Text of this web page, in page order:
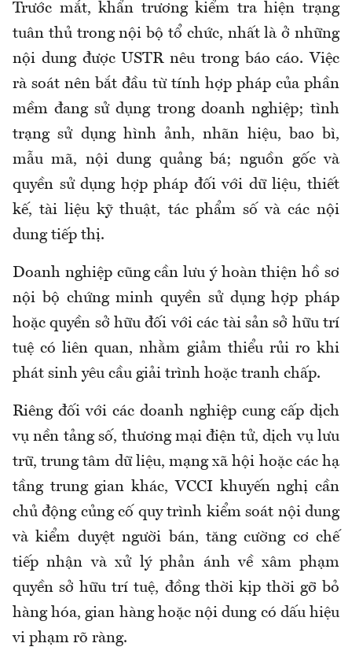
Trước mắt, khẩn trương kiểm tra hiện trạng
tuân thủ trong nội bộ tổ chức, nhất là ở những
nội dung được USTR nêu trong báo cáo. Việc
rà soát nên bắt đầu từ tính hợp pháp của phần
mềm đang sử dụng trong doanh nghiệp; tình
trạng sử dụng hình ảnh, nhãn hiệu, bao bì,
mẫu mã, nội dung quảng bá; nguồn gốc và
quyền sử dụng hợp pháp đối với dữ liệu, thiết
kế, tài liệu kỹ thuật, tác phẩm số và các nội
dung tiếp thị.
Doanh nghiệp cũng cần lưu ý hoàn thiện hồ sơ
nội bộ chứng minh quyền sử dụng hợp pháp
hoặc quyền sở hữu đối với các tài sản sở hữu trí
tuệ có liên quan, nhằm giảm thiểu rủi ro khi
phát sinh yêu cầu giải trình hoặc tranh chấp.
Riêng đối với các doanh nghiệp cung cấp dịch
vụ nền tảng số, thương mại điện tử, dịch vụ lưu
trữ, trung tâm dữ liệu, mạng xã hội hoặc các hạ
tầng trung gian khác, VCCI khuyến nghị cần
chủ động củng cố quy trình kiểm soát nội dung
và kiểm duyệt người bán, tăng cường cơ chế
tiếp nhận và xử lý phản ánh về xâm phạm
quyền sở hữu trí tuệ, đồng thời kịp thời gỡ bỏ
hàng hóa, gian hàng hoặc nội dung có dấu hiệu
vi phạm rõ ràng.